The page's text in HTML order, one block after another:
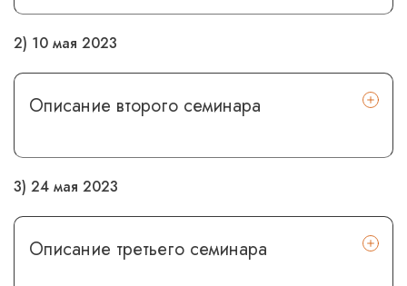
2) 10 мая 2023
Описание второго семинара
3) 24 мая 2023
Описание третьего семинара